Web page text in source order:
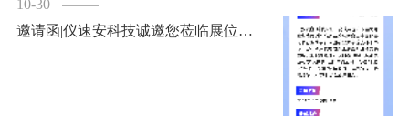
10-30
邀请函|仪速安科技诚邀您莅临展位参观交流！